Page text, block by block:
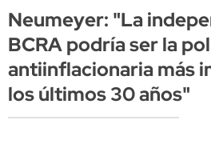
Neumeyer: "La
BCRA podría ser la
antiinflacionaria más
los últimos 30 años"